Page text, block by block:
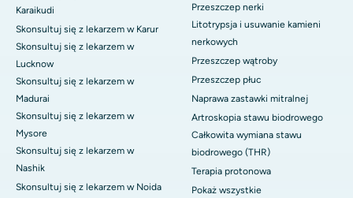
Karaikudi
Skonsultuj się z lekarzem w Karur
Skonsultuj się z lekarzem w
Lucknow
Skonsultuj się z lekarzem w
Madurai
Skonsultuj się z lekarzem w
Mysore
Skonsultuj się z lekarzem w
Nashik
Skonsultuj się z lekarzem w Noida
Przeszczep nerki
Litotrypsja i usuwanie kamieni
nerkowych
Przeszczep wątroby
Przeszczep płuc
Naprawa zastawki mitralnej
Artroskopia stawu biodrowego
Całkowita wymiana stawu
biodrowego (THR)
Terapia protonowa
Pokaż wszystkie